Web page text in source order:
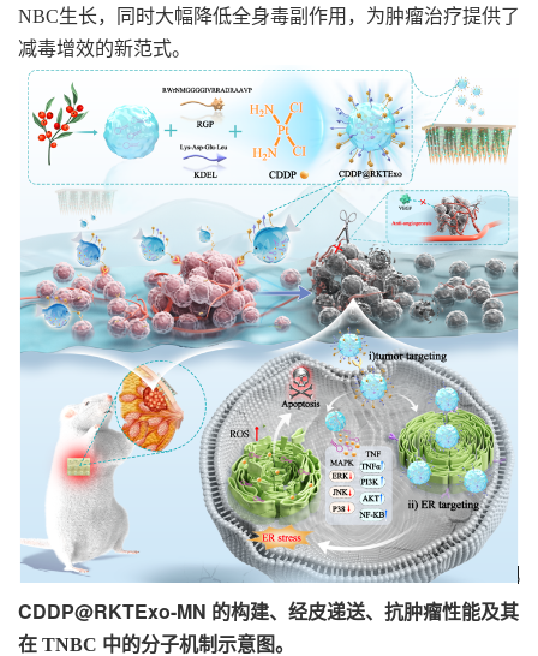
NBC生长，同时大幅降低全身毒副作用，为肿瘤治疗提供了
减毒增效的新范式。
CDDP@RKTExo-MN 的构建、经皮递送、抗肿瘤性能及其
在 TNBC 中的分子机制示意图。